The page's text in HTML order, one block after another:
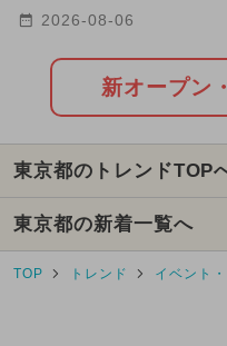
2024年4月のイベン
2024年7月のイベン
2024年5月のイベ
2024年11月のイベ
2026年2月のイベン
2024年12月のイベ
生！ ARやトランポリ
2026-08-06
新オープン
東京都のトレンドTOP
東京都の新着一覧へ
TOP トレンド イベント